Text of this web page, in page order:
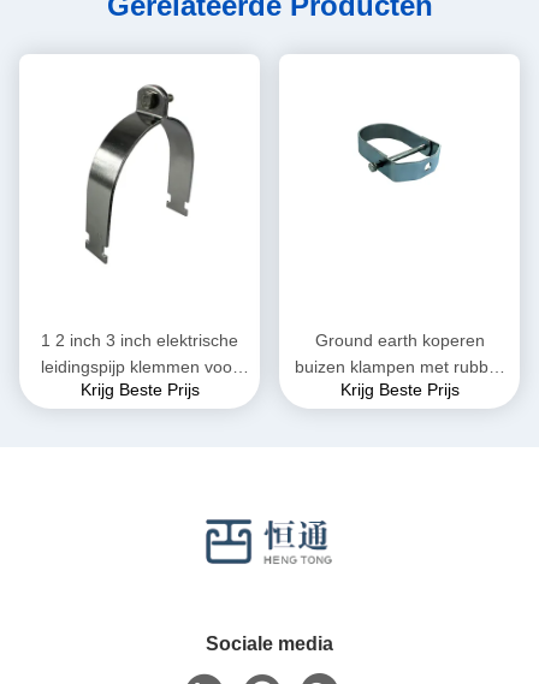
1 2 inch 3 inch elektrische
leidingspijp klemmen voor
sanitaire installaties
Krijg Beste Prijs
Ground earth koperen
buizen klampen met rubber
verstelbare clevis hangers
Krijg Beste Prijs
Sociale media